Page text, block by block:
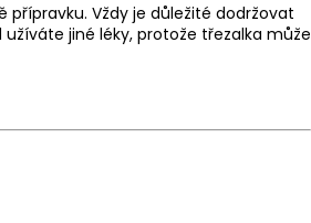
Vždy je důležité dodržovat
jiné léky, protože třezalka může